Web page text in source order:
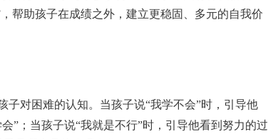
帮助孩子在成绩之外，建立更稳固、多元的自我价
子对困难的认知。当孩子说“我学不会”时，引导他
”；当孩子说“我就是不行”时，引导他看到努力的过